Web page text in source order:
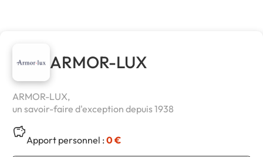
ARMOR-LUX
ARMOR-LUX,
un savoir-faire d'exception depuis 1938
Apport personnel :0 €